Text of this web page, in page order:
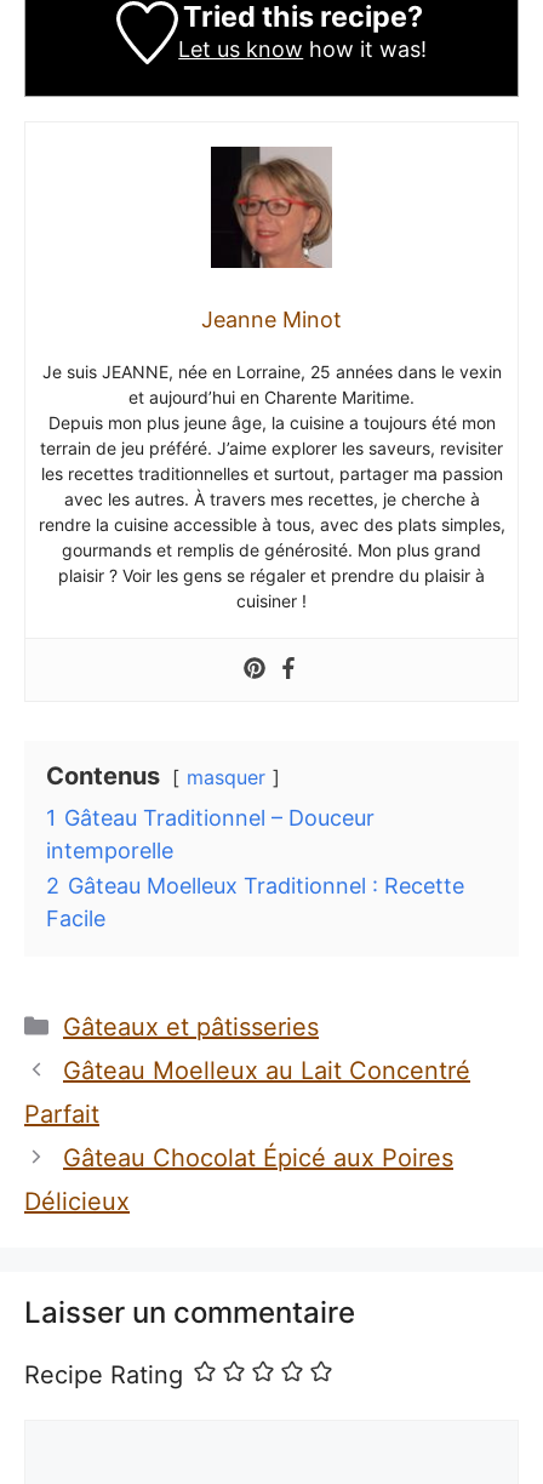
Tried this recipe?
Let us know how it was!
Jeanne Minot
Je suis JEANNE, née en Lorraine, 25 années dans le vexin
et aujourd’hui en Charente Maritime.
Depuis mon plus jeune âge, la cuisine a toujours été mon
terrain de jeu préféré. J’aime explorer les saveurs, revisiter
les recettes traditionnelles et surtout, partager ma passion
avec les autres. À travers mes recettes, je cherche à
rendre la cuisine accessible à tous, avec des plats simples,
gourmands et remplis de générosité. Mon plus grand
plaisir ? Voir les gens se régaler et prendre du plaisir à
cuisiner !
Contenus masquer
1 Gâteau Traditionnel – Douceur
intemporelle
2 Gâteau Moelleux Traditionnel : Recette
Facile
Catégories
Gâteaux et pâtisseries
Gâteau Moelleux au Lait Concentré
Parfait
Gâteau Chocolat Épicé aux Poires
Délicieux
Laisser un commentaire
Recipe Rating